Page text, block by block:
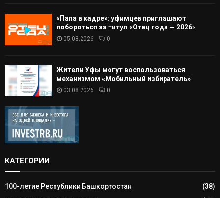
«Папа в кадре»: уфимцев приглашают
побороться за титул «Отец года — 2026»
05.08.2026 0
Жители Уфы могут воспользоваться
механизмом «Мобильный избиратель»
03.08.2026 0
КАТЕГОРИИ
100-летие Республики Башкортостан
(38)